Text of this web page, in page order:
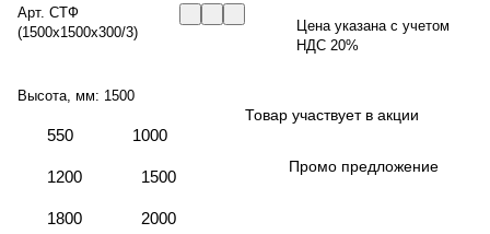
Арт. СТФ
(1500x1500x300/3)
Высота, мм: 1500
550 1000
1200 1500
1800 2000
Цена указана с учетом
НДС 20%
Товар участвует в акции
Промо предложение